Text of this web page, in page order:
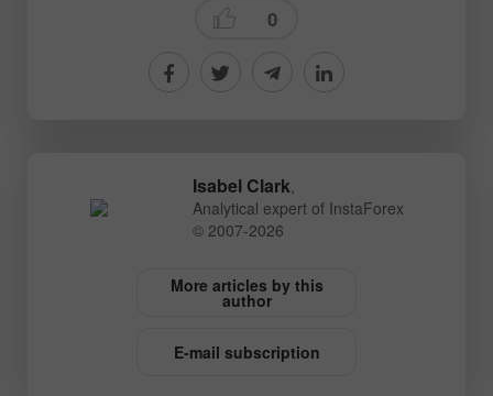
0
Isabel Clark,
Analytical expert of InstaForex
© 2007-2026
More articles by this
author
E-mail subscription